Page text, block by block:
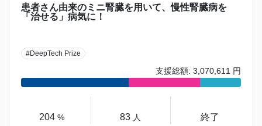
患者さん由来のミニ腎臓を用いて、慢性腎臓病を
「治せる」病気に！
#DeepTech Prize
支援総額: 3,070,611 円
204 % 83 人 終了